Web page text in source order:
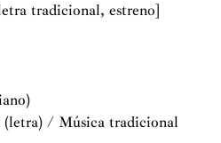
tradicional, estreno]
/ Música tradicional